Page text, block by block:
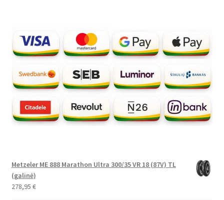
Metzeler ME 888 Marathon Ultra 300/35 VR 18 (87V) TL
(galinė)
278,95 €